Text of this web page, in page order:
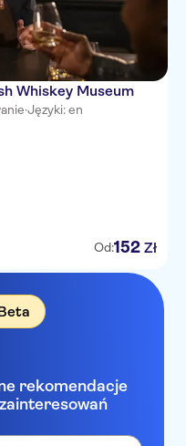
Whiskey Museum
·Języki: en
Od:152 Zł
rekomendacje